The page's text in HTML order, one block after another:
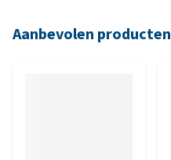
Aanbevolen producten